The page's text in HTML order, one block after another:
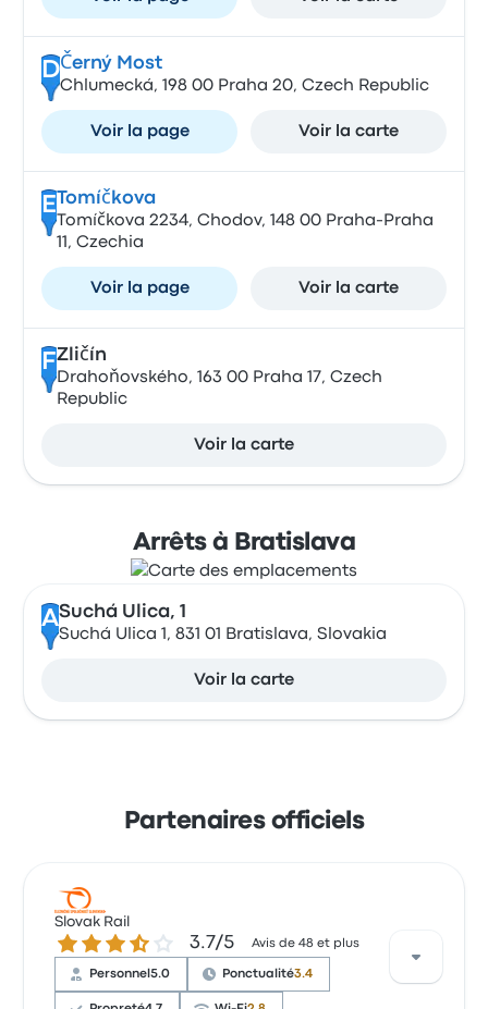
DČerný Most
Chlumecká, 198 00 Praha 20, Czech Republic
Voir la page Voir la carte
E Tomíčkova
Tomíčkova 2234, Chodov, 148 00 Praha-Praha
11, Czechia
Voir la page Voir la carte
FZličín
Drahoňovského, 163 00 Praha 17, Czech
Republic
Voir la carte
Arrêts à Bratislava
ASuchá Ulica, 1
Suchá Ulica 1, 831 01 Bratislava, Slovakia
Voir la carte
Partenaires officiels
Slovak Rail
3.7 sur 5 étoiles 3.7/5 Avis de 48 et plus
Personnel5.0 Ponctualité3.4